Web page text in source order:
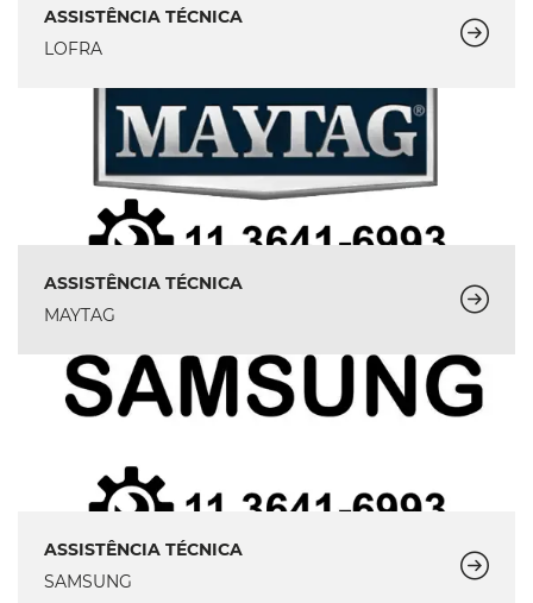
ASSISTÊNCIA TÉCNICA
LOFRA
ASSISTÊNCIA TÉCNICA
MAYTAG
ASSISTÊNCIA TÉCNICA
SAMSUNG